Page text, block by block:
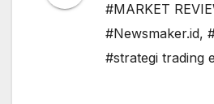
#MARKET
#Newsmaker.id,
#strategi trading